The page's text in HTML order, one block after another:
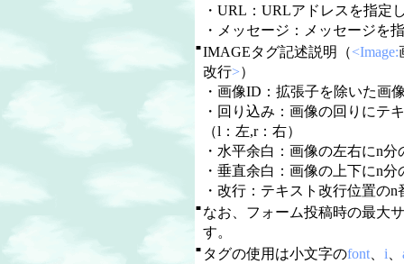
・URL：URLアドレスを指定
・メッセージ：メッセージを
■IMAGEタグ記述説明（<Image:
改行>）
・画像ID：拡張子を除いた画
・回り込み：画像の回りにテ
（l：左,r：右）
・水平余白：画像の左右にn
・垂直余白：画像の上下にn
・改行：テキスト改行位置の
■ なお、フォーム投稿時の最大
す。
■ タグの使用は小文字のfont、 i、